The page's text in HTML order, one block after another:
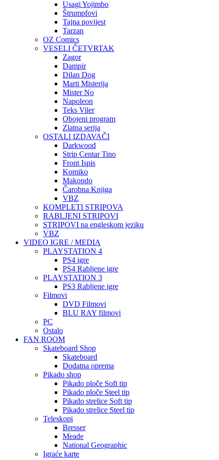
Usagi Yojimbo
Štrumpfovi
Tajna povijest
Tarzan
OZ Comics
VESELI ČETVRTAK
Zagor
Dampir
Dilan Dog
Marti Misterija
Mister No
Napoleon
Teks Viler
Obojeni program
Zlatna serija
OSTALI IZDAVAČI
Darkwood
Strip Centar Tino
Front Ispis
Komiko
Makondo
Čarobna Knjiga
VBZ
KOMPLETI STRIPOVA
RABLJENI STRIPOVI
STRIPOVI na engleskom jeziku
VBZ
VIDEO IGRE / MEDIA
PLAYSTATION 4
PS4 igre
PS4 Rabljene igre
PLAYSTATION 3
PS3 Rabljene igre
Filmovi
DVD Filmovi
BLU RAY filmovi
PC
Ostalo
FAN ROOM
Skateboard Shop
Skateboard
Dodatna oprema
Pikado shop
Pikado ploče Soft tip
Pikado ploče Steel tip
Pikado strelice Soft tip
Pikado strelice Steel tip
Teleskopi
Bresser
Meade
National Geographic
Igraće karte